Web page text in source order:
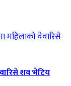
शव भेटिय